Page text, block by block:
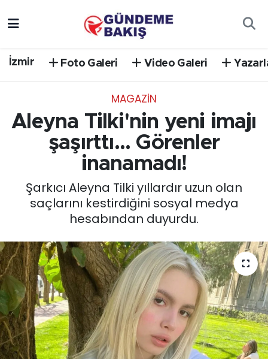
İzmir Foto Galeri Video Galeri
MAGAZİN
Aleyna Tilki'nin yeni imajı
şaşırttı... Görenler
inanamadı!
Şarkıcı Aleyna Tilki yıllardır uzun olan
saçlarını kestirdiğini sosyal medya
hesabından duyurdu.
EGE
EKONOMİ
GÜNCEL
KÜLTÜR SANAT
MAGAZİN
POLİTİKA
Süper Lig Puan Durumu ve Fikstür
Tüm Manşetler
Son Dakika Haberleri